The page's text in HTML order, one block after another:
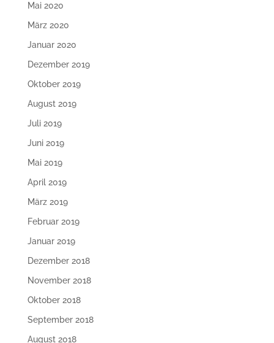
Mai 2020
März 2020
Januar 2020
Dezember 2019
Oktober 2019
August 2019
Juli 2019
Juni 2019
Mai 2019
April 2019
März 2019
Februar 2019
Januar 2019
Dezember 2018
November 2018
Oktober 2018
September 2018
August 2018